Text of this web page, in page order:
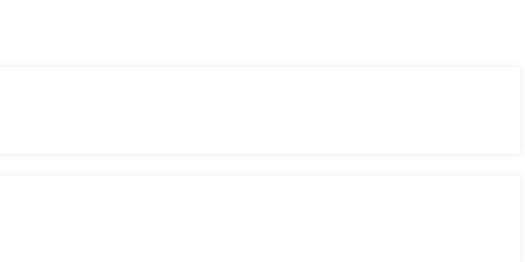
sans complications.
du marché.
des plateformes et des dApps.